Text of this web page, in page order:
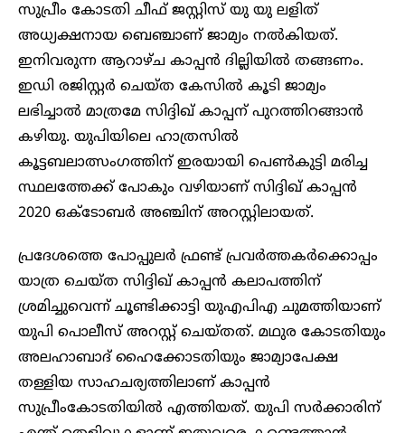
സുപ്രീം കോടതി ചീഫ് ജസ്റ്റിസ് യു യു ലളിത്
അധ്യക്ഷനായ ബെഞ്ചാണ് ജാമ്യം നല്‍കിയത്.
ഇനിവരുന്ന ആറാഴ്ച കാപ്പൻ ദില്ലിയില്‍ തങ്ങണം.
ഇഡി രജിസ്റ്റര്‍ ചെയ്ത കേസില്‍ കൂടി ജാമ്യം
ലഭിച്ചാല്‍ മാത്രമേ സിദ്ദിഖ് കാപ്പന് പുറത്തിറങ്ങാൻ
കഴിയു. യുപിയിലെ ഹാത്രസില്‍
കൂട്ടബലാത്സംഗത്തിന് ഇരയായി പെണ്‍കുട്ടി മരിച്ച
സ്ഥലത്തേക്ക് പോകും വഴിയാണ് സിദ്ദിഖ് കാപ്പൻ
2020 ഒക്ടോബർ അഞ്ചിന് അറസ്റ്റിലായത്.
പ്രദേശത്തെ പോപ്പുലർ ഫ്രണ്ട് പ്രവർത്തകർക്കൊപ്പം
യാത്ര ചെയ്ത സിദ്ദിഖ് കാപ്പന്‍ കലാപത്തിന്
ശ്രമിച്ചുവെന്ന് ചൂണ്ടിക്കാട്ടി യുഎപിഎ ചുമത്തിയാണ്
യുപി പൊലീസ് അറസ്റ്റ് ചെയ്തത്. മഥുര കോടതിയും
അലഹാബാദ് ഹൈക്കോടതിയും ജാമ്യാപേക്ഷ
തള്ളിയ സാഹചര്യത്തിലാണ് കാപ്പൻ
സുപ്രീംകോടതിയില്‍ എത്തിയത്. യുപി സർക്കാരിന്